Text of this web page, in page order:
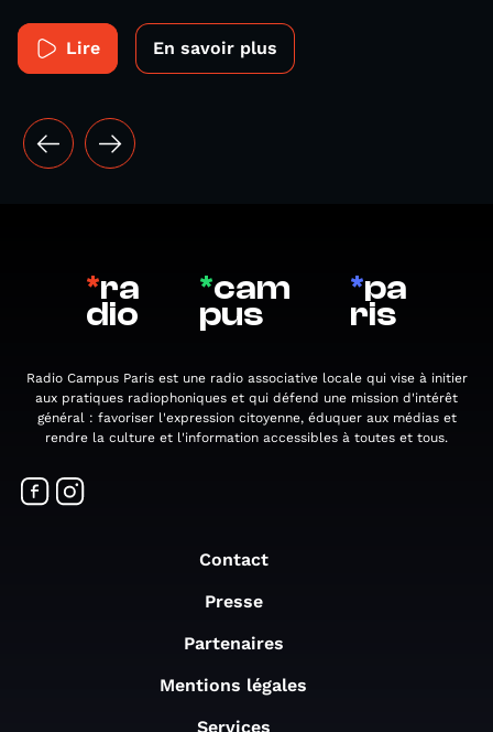
Lire En savoir plus
*ra
dio
*cam
pus
*pa
ris
Radio Campus Paris est une radio associative locale qui vise à initier
aux pratiques radiophoniques et qui défend une mission d'intérêt
général : favoriser l'expression citoyenne, éduquer aux médias et
rendre la culture et l'information accessibles à toutes et tous.
Contact
Presse
Partenaires
Mentions légales
Services